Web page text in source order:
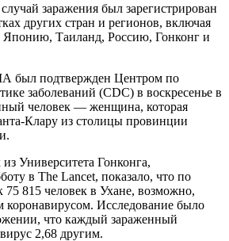
заражения был зарегистрирован
других стран и регионов, включая
Таиланд, Россию, Гонконг и
был подтвержден Центром по
заболеваний (CDC) в воскресенье в
человек — женщина, которая
Клару из столицы провинции
Университета Гонконга,
в The Lancet, показало, что по
75 815 человек в Ухане, возможно,
Исследование было
что каждый зараженный
2,68 другим.